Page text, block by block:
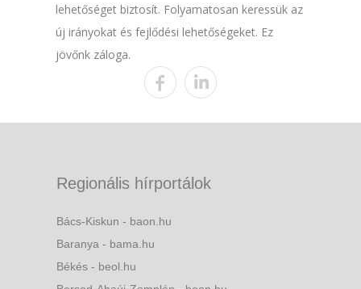
lehetőséget biztosít. Folyamatosan keressük az
új irányokat és fejlődési lehetőségeket. Ez
jövőnk záloga.
Regionális hírportálok
Bács-Kiskun - baon.hu
Baranya - bama.hu
Békés - beol.hu